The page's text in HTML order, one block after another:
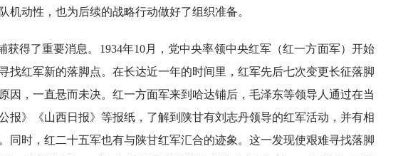
机动性，也为后续的战略行动做好了组织准备。
获得了重要消息。1934年10月，党中央率领中央红军（红一方面军）开始
找红军新的落脚点。在长达近一年的时间里，红军先后七次变更长征落脚
因，一直悬而未决。红一方面军来到哈达铺后，毛泽东等领导人通过在当
报》《山西日报》等报纸，了解到陕甘有刘志丹领导的红军活动，并有相
同时，红二十五军也有与陕甘红军汇合的迹象。这一发现使艰难寻找落脚